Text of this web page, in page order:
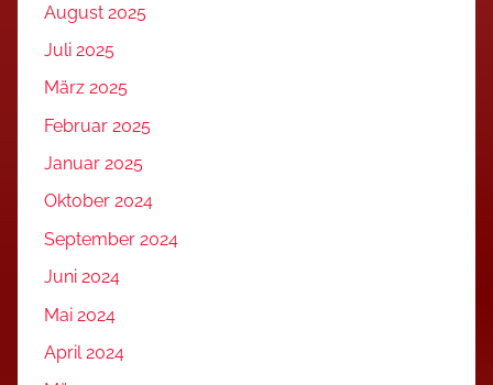
August 2025
Juli 2025
März 2025
Februar 2025
Januar 2025
Oktober 2024
September 2024
Juni 2024
Mai 2024
April 2024